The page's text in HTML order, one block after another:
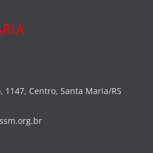
1147, Centro, Santa Maria/RS